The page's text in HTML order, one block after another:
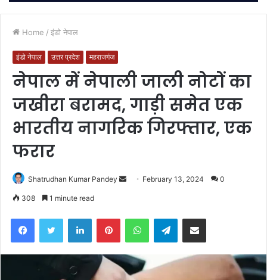
Home / इंडो नेपाल
इंडो नेपाल उत्तर प्रदेश महराजगंज
नेपाल में नेपाली जाली नोटों का
जखीरा बरामद, गाड़ी समेत एक
भारतीय नागरिक गिरफ्तार, एक
फरार
Shatrudhan Kumar Pandey
Send February 13, 2024 0
308 1 minute read
FacebookTwitter LinkedInPinterestWhatsAppTelegramShare via Email